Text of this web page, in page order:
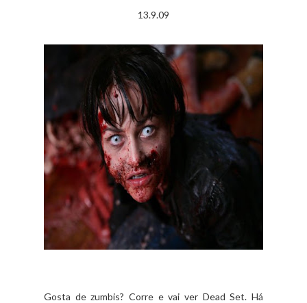
13.9.09
Gosta de zumbis? Corre e vai ver Dead Set. Há